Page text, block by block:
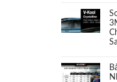
Camera 360
Camera
Camera